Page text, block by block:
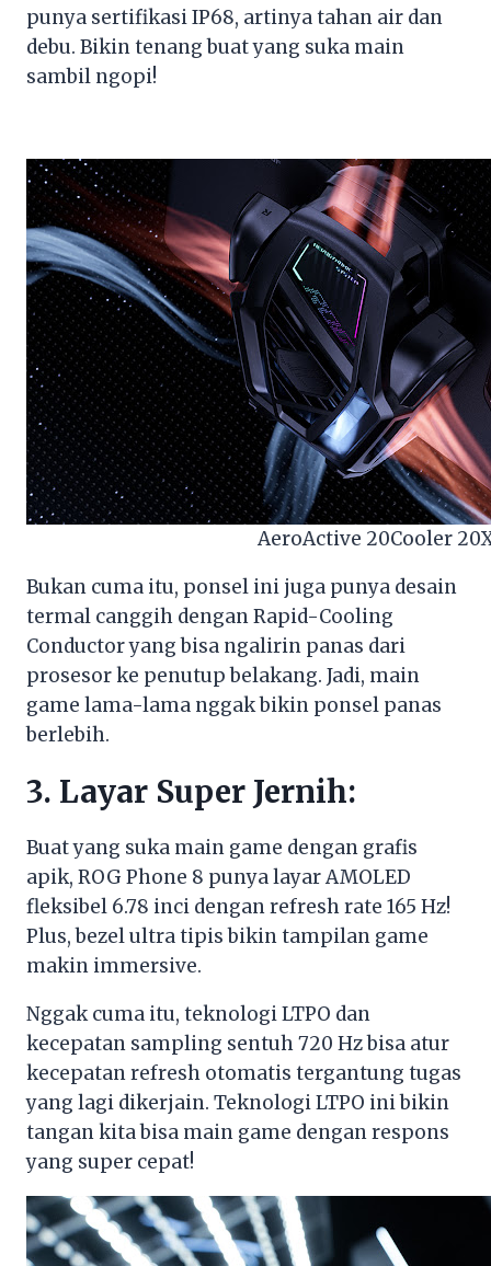
punya sertifikasi IP68, artinya tahan air dan
debu. Bikin tenang buat yang suka main
sambil ngopi!
AeroActive 20Cooler
Bukan cuma itu, ponsel ini juga punya desain
termal canggih dengan Rapid-Cooling
Conductor yang bisa ngalirin panas dari
prosesor ke penutup belakang. Jadi, main
game lama-lama nggak bikin ponsel panas
berlebih.
3. Layar Super Jernih:
Buat yang suka main game dengan grafis
apik, ROG Phone 8 punya layar AMOLED
fleksibel 6.78 inci dengan refresh rate 165 Hz!
Plus, bezel ultra tipis bikin tampilan game
makin immersive.
Nggak cuma itu, teknologi LTPO dan
kecepatan sampling sentuh 720 Hz bisa atur
kecepatan refresh otomatis tergantung tugas
yang lagi dikerjain. Teknologi LTPO ini bikin
tangan kita bisa main game dengan respons
yang super cepat!